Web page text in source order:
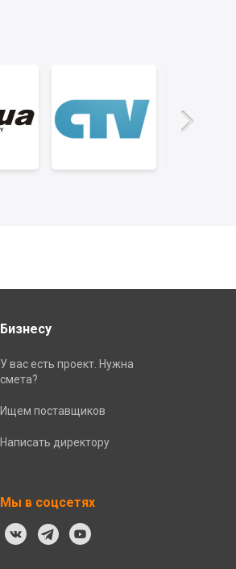
Бизнесу
У вас есть проект. Нужна
смета?
Ищем поставщиков
Написать директору
Мы в соцсетях